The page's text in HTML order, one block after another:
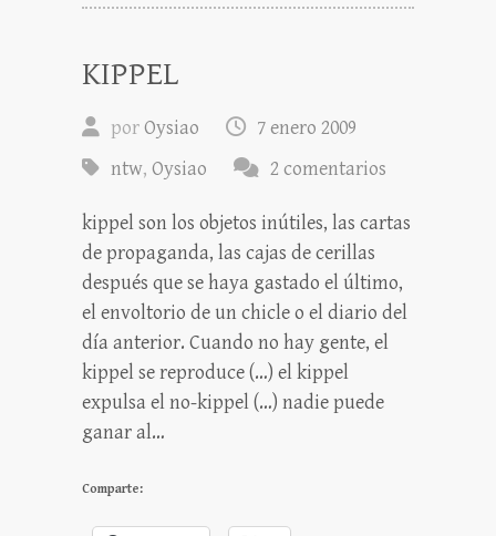
KIPPEL
porOysiao
7 enero 2009
ntw, Oysiao 2 comentarios
kippel son los objetos inútiles, las cartas
de propaganda, las cajas de cerillas
después que se haya gastado el último,
el envoltorio de un chicle o el diario del
día anterior. Cuando no hay gente, el
kippel se reproduce (…) el kippel
expulsa el no-kippel (…) nadie puede
ganar al…
Comparte: